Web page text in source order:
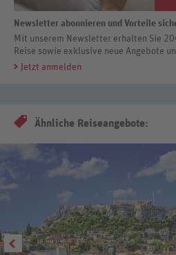
Newsletter abonnieren und Vorteile
Mit unserem Newsletter erhalten Sie
Reise sowie exklusive neue Angebote
Jetzt anmelden
Ähnliche Reiseangebote: